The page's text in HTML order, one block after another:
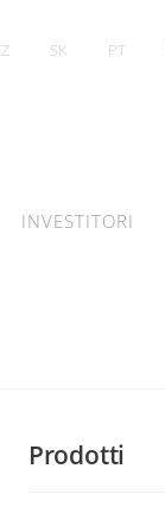
INVESTITORI
SK PT
Prodotti